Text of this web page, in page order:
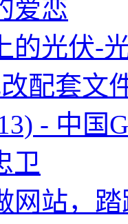
爱恋
的光伏-
配套文
- 中国
卫
网站，